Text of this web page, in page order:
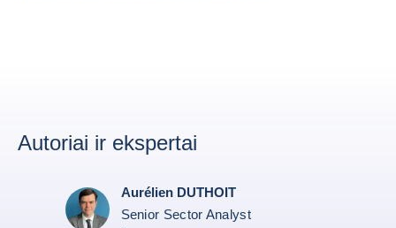
Autoriai ir ekspertai
Aurélien DUTHOIT
Senior Sector Analyst